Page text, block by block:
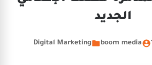
الجديد
boom media
Digital Marketing